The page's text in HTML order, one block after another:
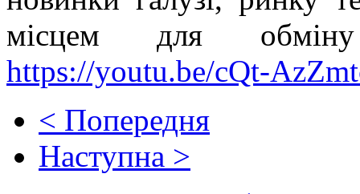
місцем для
https://youtu.be/cQt-
< Попередня
Наступна >